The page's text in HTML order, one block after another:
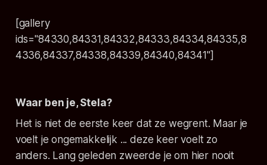
[gallery
ids="84330,84331,84332,84333,84334,84335,8
4336,84337,84338,84339,84340,84341"]
Waar ben je, Stela?
Het is niet de eerste keer dat ze wegrent. Maar je
voelt je ongemakkelijk ... deze keer voelt zo
anders. Lang geleden zweerde je om hier nooit